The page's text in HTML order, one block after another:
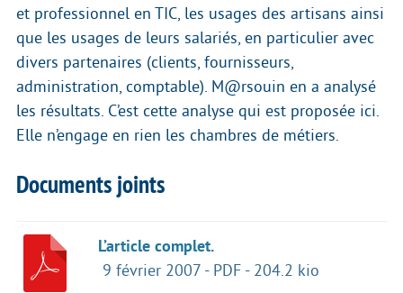
et professionnel en TIC, les usages des artisans ainsi
que les usages de leurs salariés, en particulier avec
divers partenaires (clients, fournisseurs,
administration, comptable). M@rsouin en a analysé
les résultats. C’est cette analyse qui est proposée ici.
Elle n’engage en rien les chambres de métiers.
Documents joints
L’article complet.
9 février 2007 - PDF - 204.2 kio